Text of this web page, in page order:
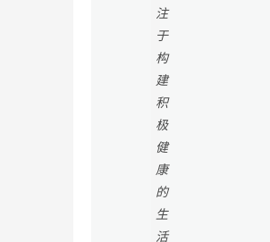
注
于
构
建
积
极
健
康
的
生
活